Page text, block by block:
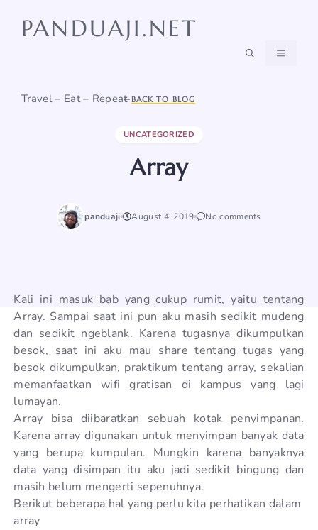
PANDUAJI.NET
Travel – Eat – Repeat
MENU
BACK TO BLOG
UNCATEGORIZED
Array
panduaji August 4, 2019 No comments
Kali ini masuk bab yang cukup rumit, yaitu tentang
Array. Sampai saat ini pun aku masih sedikit mudeng
dan sedikit ngeblank. Karena tugasnya dikumpulkan
besok, saat ini aku mau share tentang tugas yang
besok dikumpulkan, praktikum tentang array, sekalian
memanfaatkan wifi gratisan di kampus yang lagi
lumayan.
Array bisa diibaratkan sebuah kotak penyimpanan.
Karena array digunakan untuk menyimpan banyak data
yang berupa kumpulan. Mungkin karena banyaknya
data yang disimpan itu aku jadi sedikit bingung dan
masih belum mengerti sepenuhnya.
Berikut beberapa hal yang perlu kita perhatikan dalam
array